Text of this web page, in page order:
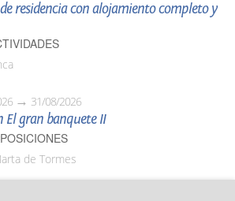
de residencia con alojamiento completo y
31/08/2026
El gran banquete II
de Tormes